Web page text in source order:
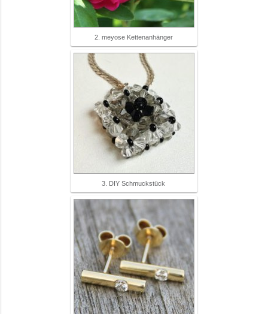
2. meyose Kettenanhänger
3. DIY Schmuckstück